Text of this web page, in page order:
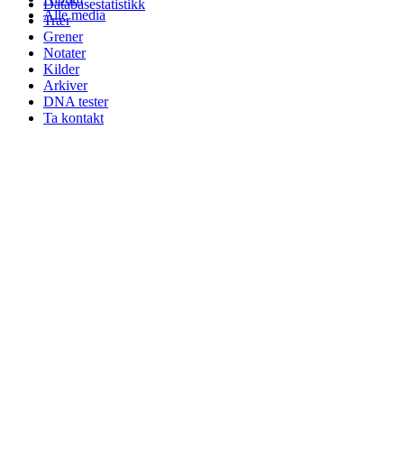
Alle media
Databasestatistikk
Trær
Grener
Notater
Kilder
Arkiver
DNA tester
Ta kontakt